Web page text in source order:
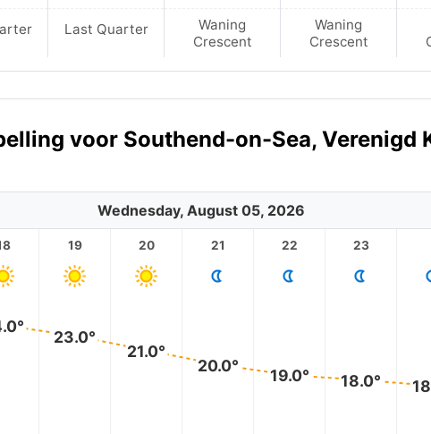
Last Quarter
Waning
Crescent
Waning
Crescent
voor Southend-on-Sea,
Wednesday, August 05, 2026
19
23.0°
20
21.0°
21
20.0°
22
19.0°
23
18.0°